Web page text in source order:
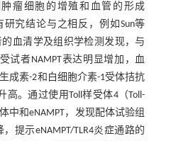
肿瘤细胞的增殖和血管的形成
究结论与之相反，例如Sun等
的血清学及组织学检测发现，与
试者NAMPT表达明显增加，血
成素-2和白细胞介素-1受体拮抗
高。通过使用Toll样受体4（Toll-
中和eNAMPT，发现配体试验组
提示eNAMPT/TLR4炎症通路的